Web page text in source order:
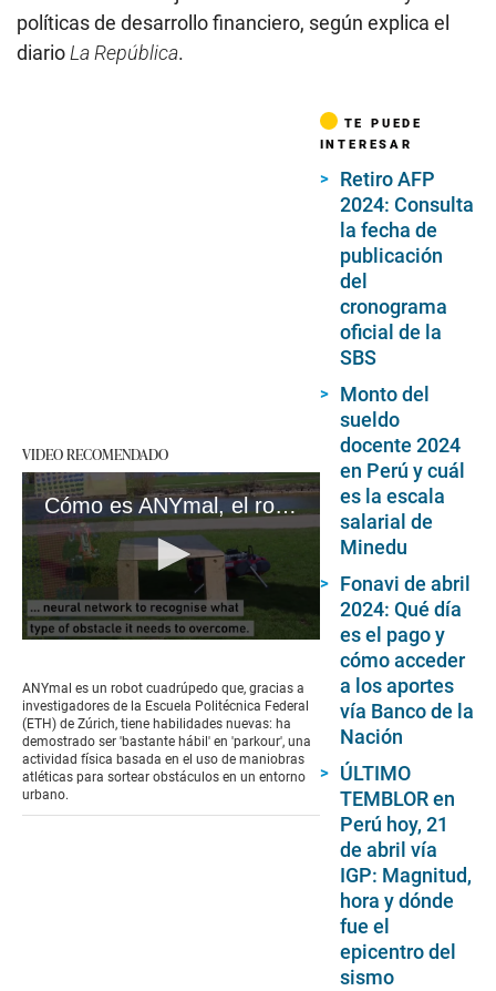
políticas de desarrollo financiero, según explica el
diario La República.
VIDEO RECOMENDADO
Cómo es ANYmal, el robot de cuatro patas capaz de hacer 'parkour'
of
55
seconds
ANYmal es un robot cuadrúpedo que, gracias a
investigadores de la Escuela Politécnica Federal
(ETH) de Zúrich, tiene habilidades nuevas: ha
demostrado ser 'bastante hábil' en 'parkour', una
actividad física basada en el uso de maniobras
atléticas para sortear obstáculos en un entorno
urbano.
TE PUEDE
INTERESAR
Retiro AFP
2024: Consulta
la fecha de
publicación
del
cronograma
oficial de la
SBS
Monto del
sueldo
docente 2024
en Perú y cuál
es la escala
salarial de
Minedu
Fonavi de abril
2024: Qué día
es el pago y
cómo acceder
a los aportes
vía Banco de la
Nación
ÚLTIMO
TEMBLOR en
Perú hoy, 21
de abril vía
IGP: Magnitud,
hora y dónde
fue el
epicentro del
sismo